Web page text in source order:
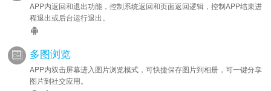
APP内返回和退出功能，控制系统返回和页面返回逻辑，控制APP结束进
程退出或后台运行退出。
多图浏览
APP内双击屏幕进入图片浏览模式，可快捷保存图片到相册，可一键分享
图片到社交应用。